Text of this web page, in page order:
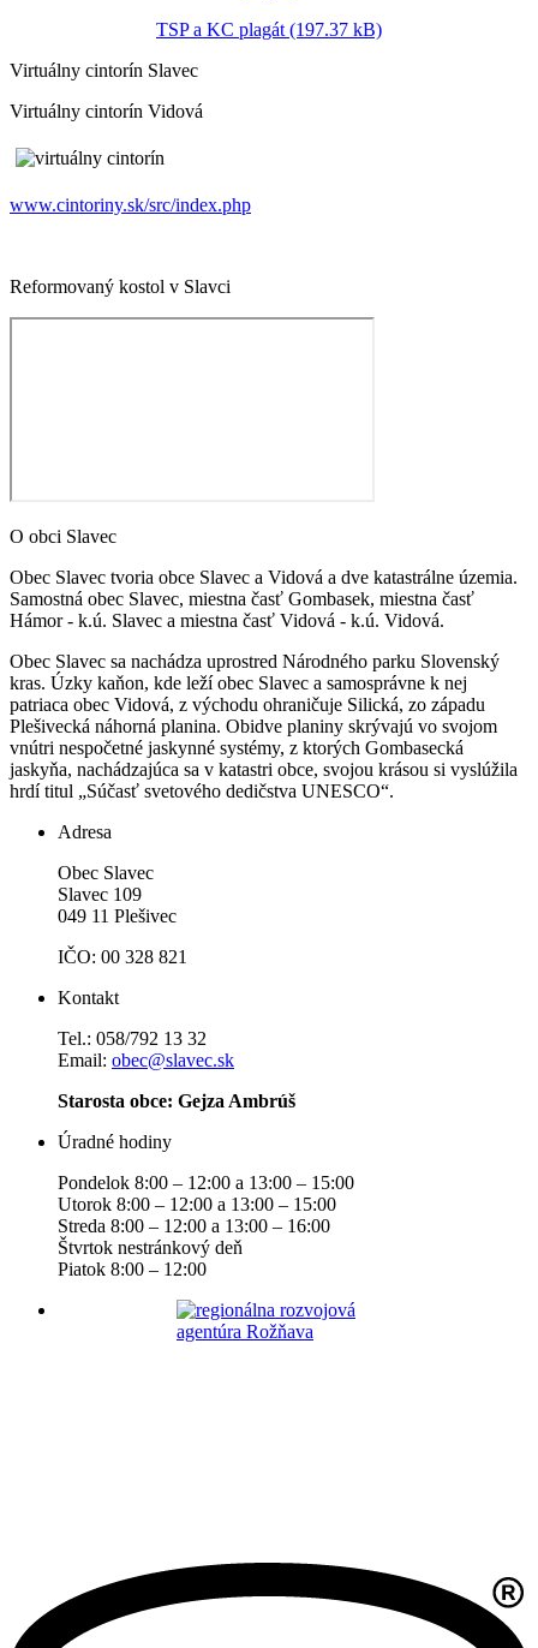
TSP a KC plagát (197.37 kB)
Virtuálny cintorín Slavec
Virtuálny cintorín Vidová
www.cintoriny.sk/src/index.php
Reformovaný kostol v Slavci
O obci Slavec
Obec Slavec tvoria obce Slavec a Vidová a dve katastrálne územia.
Samostná obec Slavec, miestna časť Gombasek, miestna časť
Hámor - k.ú. Slavec a miestna časť Vidová - k.ú. Vidová.
Obec Slavec sa nachádza uprostred Národného parku Slovenský
kras. Úzky kaňon, kde leží obec Slavec a samosprávne k nej
patriaca obec Vidová, z východu ohraničuje Silická, zo západu
Plešivecká náhorná planina. Obidve planiny skrývajú vo svojom
vnútri nespočetné jaskynné systémy, z ktorých Gombasecká
jaskyňa, nachádzajúca sa v katastri obce, svojou krásou si vyslúžila
hrdí titul „Súčasť svetového dedičstva UNESCO“.
Adresa
Obec Slavec
Slavec 109
049 11 Plešivec
IČO: 00 328 821
Kontakt
Tel.: 058/792 13 32
Email: obec@slavec.sk
Starosta obce: Gejza Ambrúš
Úradné hodiny
Pondelok 8:00 – 12:00 a 13:00 – 15:00
Utorok 8:00 – 12:00 a 13:00 – 15:00
Streda 8:00 – 12:00 a 13:00 – 16:00
Štvrtok nestránkový deň
Piatok 8:00 – 12:00